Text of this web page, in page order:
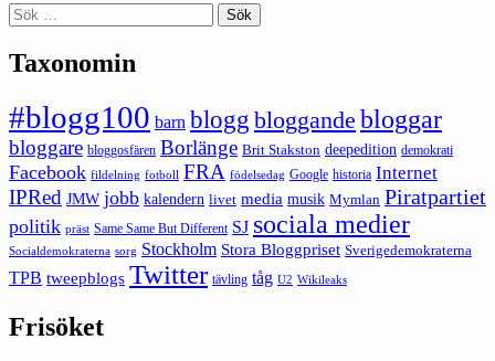
Sök
efter:
Taxonomin
#blogg100 barn blogg bloggande bloggar
bloggare bloggosfären Borlänge Brit Stakston deepedition demokrati
Facebook fildelning fotboll FRA födelsedag Google historia Internet
IPRed JMW jobb kalendern livet media musik Mymlan Piratpartiet
politik präst Same Same But Different SJ sociala medier
Socialdemokraterna sorg Stockholm Stora Bloggpriset Sverigedemokraterna
TPB tweepblogs Twitter tävling tåg U2 Wikileaks
Frisöket